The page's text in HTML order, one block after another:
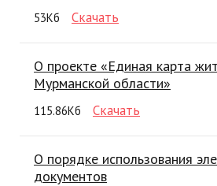
53Кб Скачать
О проекте «Единая карта
Мурманской области»
115.86Кб Скачать
О порядке использования
документов